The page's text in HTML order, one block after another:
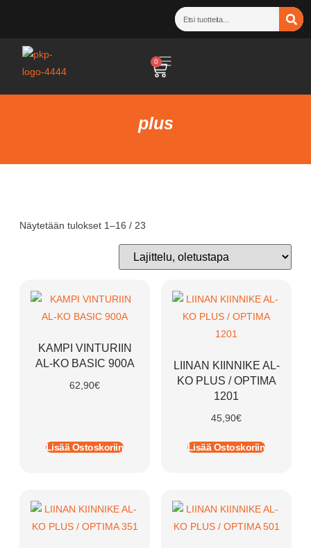
0
plus
Näytetään tulokset 1–16 / 23
KAMPI VINTURIIN
AL-KO BASIC 900A
62,90€
Lisää Ostoskoriin
LIINAN KIINNIKE AL-
KO PLUS / OPTIMA
1201
45,90€
Lisää Ostoskoriin